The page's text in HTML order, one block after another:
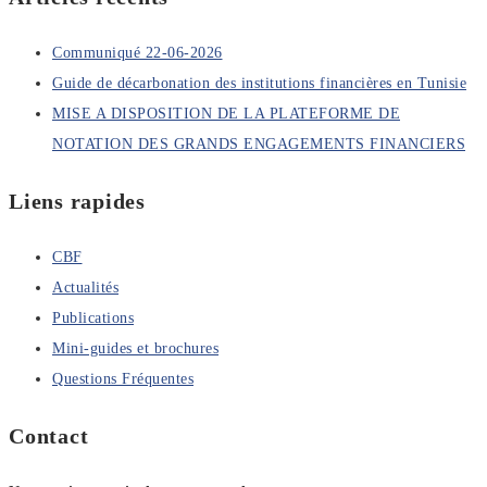
Communiqué 22-06-2026
Guide de décarbonation des institutions financières en Tunisie
MISE A DISPOSITION DE LA PLATEFORME DE
NOTATION DES GRANDS ENGAGEMENTS FINANCIERS
Liens rapides
CBF
Actualités
Publications
Mini-guides et brochures
Questions Fréquentes
Contact